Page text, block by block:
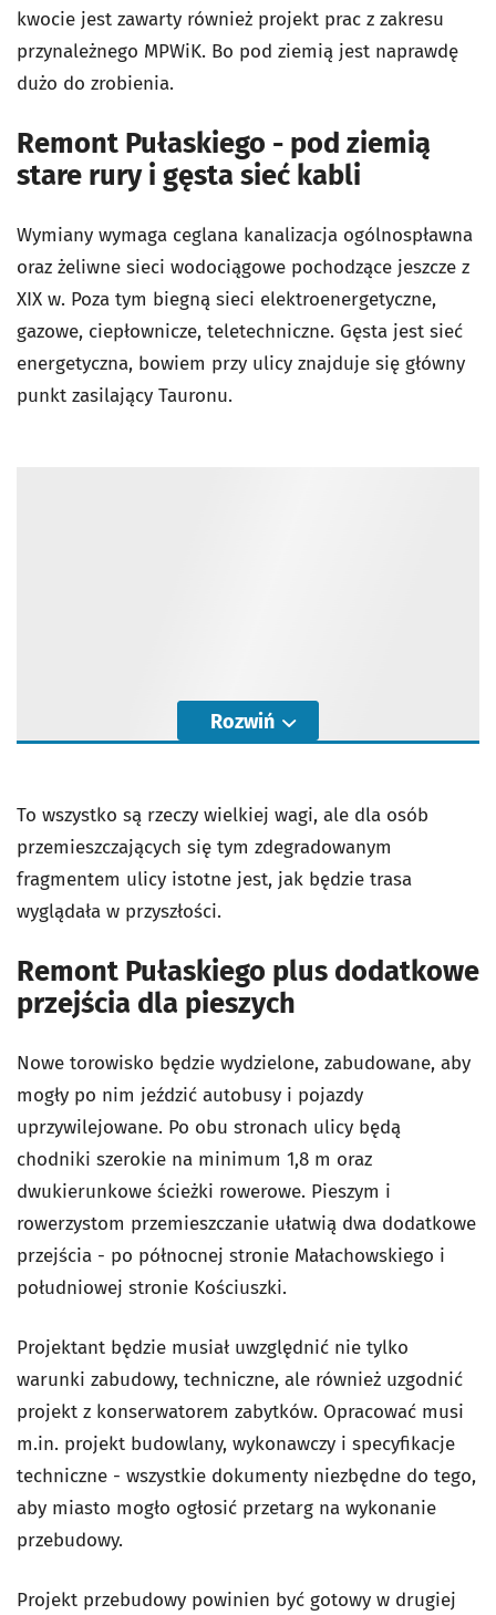
kwocie jest zawarty również projekt prac z zakresu
przynależnego MPWiK. Bo pod ziemią jest naprawdę
dużo do zrobienia.
Remont Pułaskiego - pod ziemią
stare rury i gęsta sieć kabli
Wymiany wymaga ceglana kanalizacja ogólnospławna
oraz żeliwne sieci wodociągowe pochodzące jeszcze z
XIX w. Poza tym biegną sieci elektroenergetyczne,
gazowe, ciepłownicze, teletechniczne. Gęsta jest sieć
energetyczna, bowiem przy ulicy znajduje się główny
punkt zasilający Tauronu.
Rozwiń
To wszystko są rzeczy wielkiej wagi, ale dla osób
przemieszczających się tym zdegradowanym
fragmentem ulicy istotne jest, jak będzie trasa
wyglądała w przyszłości.
Remont Pułaskiego plus dodatkowe
przejścia dla pieszych
Nowe torowisko będzie wydzielone, zabudowane, aby
mogły po nim jeździć autobusy i pojazdy
uprzywilejowane. Po obu stronach ulicy będą
chodniki szerokie na minimum 1,8 m oraz
dwukierunkowe ścieżki rowerowe. Pieszym i
rowerzystom przemieszczanie ułatwią dwa dodatkowe
przejścia - po północnej stronie Małachowskiego i
południowej stronie Kościuszki.
Projektant będzie musiał uwzględnić nie tylko
warunki zabudowy, techniczne, ale również uzgodnić
projekt z konserwatorem zabytków. Opracować musi
m.in. projekt budowlany, wykonawczy i specyfikacje
techniczne - wszystkie dokumenty niezbędne do tego,
aby miasto mogło ogłosić przetarg na wykonanie
przebudowy.
Projekt przebudowy powinien być gotowy w drugiej